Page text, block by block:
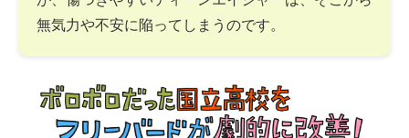
無気力や不安に陥ってしまうのです。